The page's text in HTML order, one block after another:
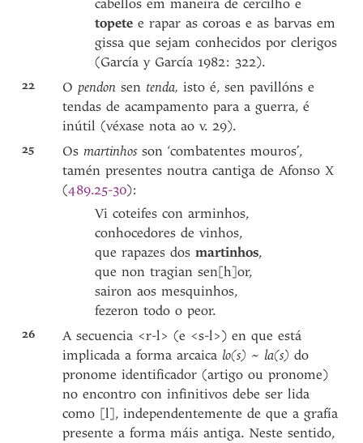
cabellos em maneira de cercilho e
topetee rapar as coroas e as barvas em
gissa que sejam conhecidos por clerigos
(García y García 1982: 322).
22 Opendonsentenda,isto é, sen pavillóns e
tendas de acampamento para a guerra, é
inútil (véxase nota ao v. 29).
25 Osmartinhosson ‘combatentes mouros’,
tamén presentes noutra cantiga de Afonso X
(489.25-30):
Vi coteifes con arminhos,
conhocedores de vinhos,
que rapazes dosmartinhos,
que non tragian sen[h]or,
sairon aos mesquinhos,
fezeron todo o peor.
26
A secuencia <r-l> (e <s-l>) en que está
implicada a forma arcaica lo(s) ~ la(s) do
pronome identificador (artigo ou pronome)
no encontro con infinitivos debe ser lida
como [l], independentemente de que a grafía
presente a forma máis antiga. Neste sentido,